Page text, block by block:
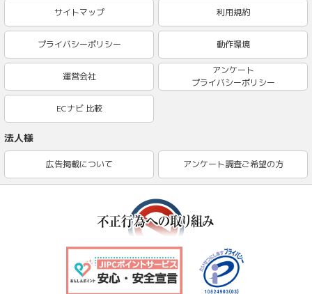
サイトマップ 利用規約
プライバシーポリシー 動作環境
運営会社
アンケート
プライバシーポリシー
ECナビ 比較
法人様
広告掲載について アンケート調査ご希望の方